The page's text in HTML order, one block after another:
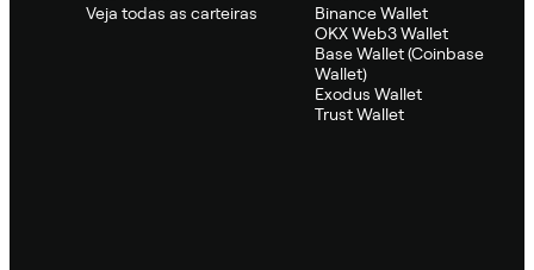
Veja todas as carteiras
Binance Wallet
OKX Web3 Wallet
Base Wallet (Coinbase
Wallet)
Exodus Wallet
Trust Wallet